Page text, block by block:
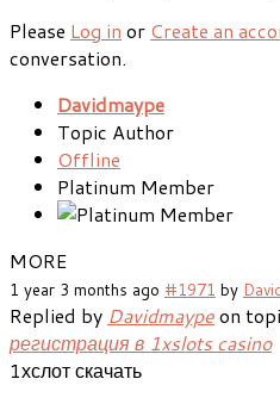
Please Log in or Create an
conversation.
Davidmaype
Topic Author
Offline
Platinum Member
MORE
1 year 3 months ago #1971 by
Replied by Davidmaypeon
регистрация в 1xslots casino
1хслот скачать